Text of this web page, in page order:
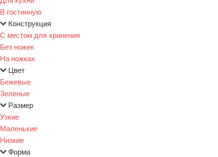
В гостинную
Конструкция
С местом для хранения
Без ножек
На ножках
Цвет
Бежевые
Зеленые
Размер
Узкие
Маленькие
Низкие
Форма